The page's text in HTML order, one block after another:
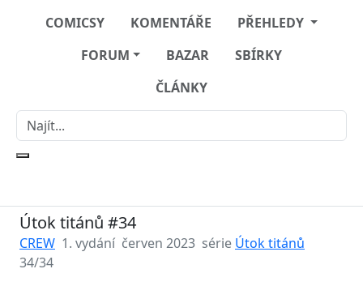
COMICSY KOMENTÁŘE
PŘEHLEDY
FORUM
BAZAR
SBÍRKY
ČLÁNKY
Útok titánů #34
CREW 1. vydání červen 2023 série Útok titánů
34/34